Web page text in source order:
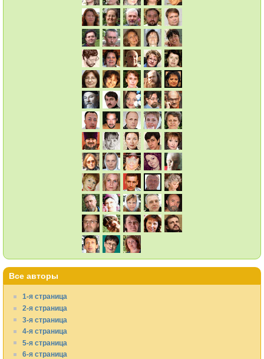
Все авторы
1-я страница
2-я страница
3-я страница
4-я страница
5-я страница
6-я страница